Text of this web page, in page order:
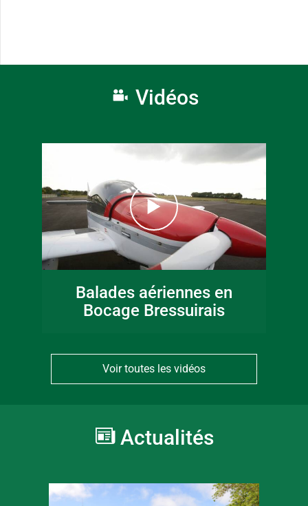
Vidéos
Balades aériennes en
Bocage Bressuirais
Voir toutes les vidéos
Actualités